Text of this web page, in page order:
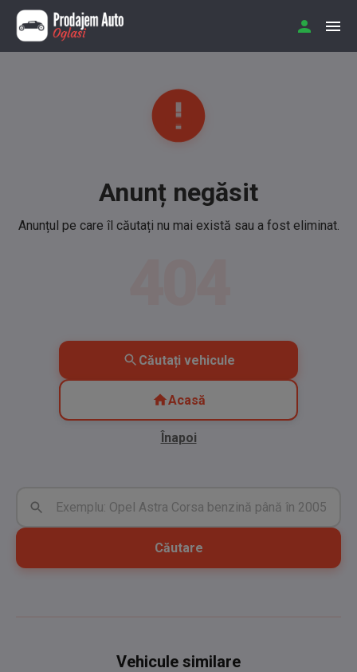
Anunț negăsit
Anunțul pe care îl căutați nu mai există sau a fost eliminat.
Căutați vehicule
Acasă
Înapoi
Căutare
Vehicule similare